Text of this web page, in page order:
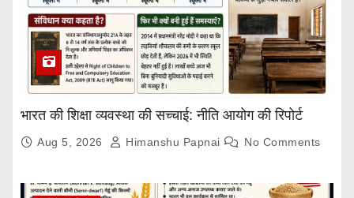
भारत की शिक्षा व्यवस्था की सच्चाई: नीति आयोग की रिपोर्ट
Aug 5, 2026 Himanshu Papnai No Comments